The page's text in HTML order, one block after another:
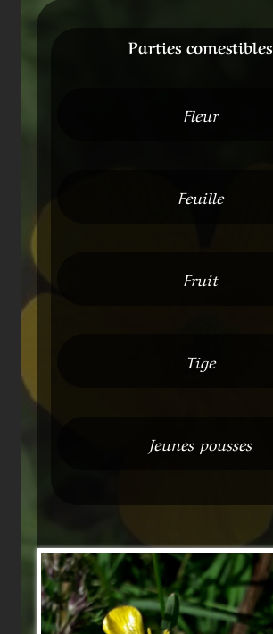
Parties comestibles
Fleur
Feuille
Fruit
Tige
Jeunes pousses